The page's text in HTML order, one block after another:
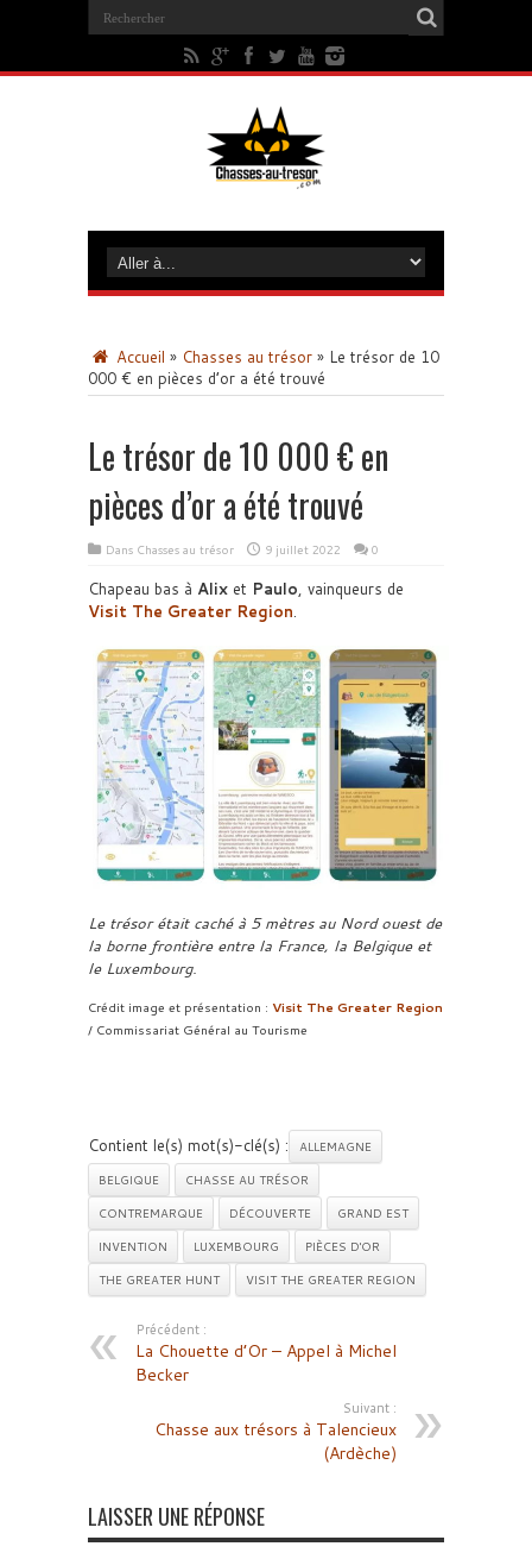
Accueil » Chasses au trésor » Le trésor de 10
000 € en pièces d’or a été trouvé
Le trésor de 10 000 € en
pièces d’or a été trouvé
Dans Chasses au trésor 9 juillet 2022 0
Chapeau bas à Alix et Paulo, vainqueurs de
Visit The Greater Region.
Le trésor était caché à 5 mètres au Nord ouest de
la borne frontière entre la France, la Belgique et
le Luxembourg.
Crédit image et présentation : Visit The Greater Region
/ Commissariat Général au Tourisme
Contient le(s) mot(s)-clé(s) :
ALLEMAGNE
BELGIQUE
CHASSE AU TRÉSOR
CONTREMARQUE
DÉCOUVERTE
GRAND EST
INVENTION
LUXEMBOURG
PIÈCES D'OR
THE GREATER HUNT
VISIT THE GREATER REGION
Précédent :
La Chouette d’Or – Appel à Michel
Becker
Suivant :
Chasse aux trésors à Talencieux
(Ardèche)
LAISSER UNE RÉPONSE